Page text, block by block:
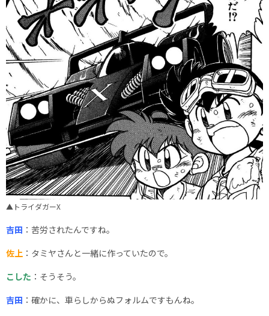
▲トライダガーX
吉田 ：苦労されたんですね。
佐上 ：タミヤさんと一緒に作っていたので。
こした ：そうそう。
吉田 ：確かに、車らしからぬフォルムですもんね。